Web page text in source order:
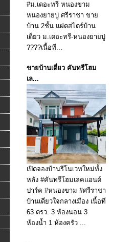
#ม.เดอะทรี หนองขาม
หนองยายบู่ ศรีราชา ขาย
บ้าน 2ชั้น แฝดสไตร์บ้าน
เดี่ยว ม.เดอะทรี-หนองยายบู่
????เนื้อที...
ขายบ้านเดี่ยว คันทรีโฮม
เล...
เปิดจองบ้านรีโนเวทใหม่ทั้ง
หลัง #คันทรีโฮมเลคแอนด์
ปาร์ค #หนองขาม #ศรีราชา
บ้านเดี่ยวใจกลางเมือง เนื้อที่
63 ตรว. 3 ห้องนอน 3
ห้องน้ำ 1 ห้องครัว ...